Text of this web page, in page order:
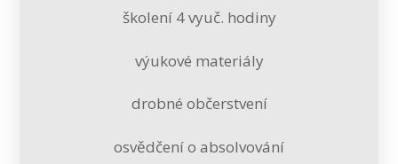
školení 4 vyuč. hodiny
výukové materiály
drobné občerstvení
osvědčení o absolvování